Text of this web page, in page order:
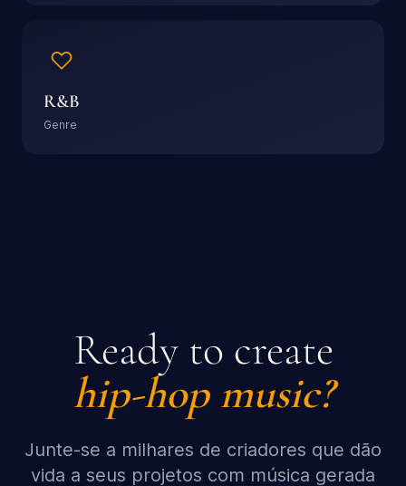
R&B
Genre
Ready to create
hip-hopmusic?
Junte-se a milhares de criadores que dão
vida a seus projetos com música gerada